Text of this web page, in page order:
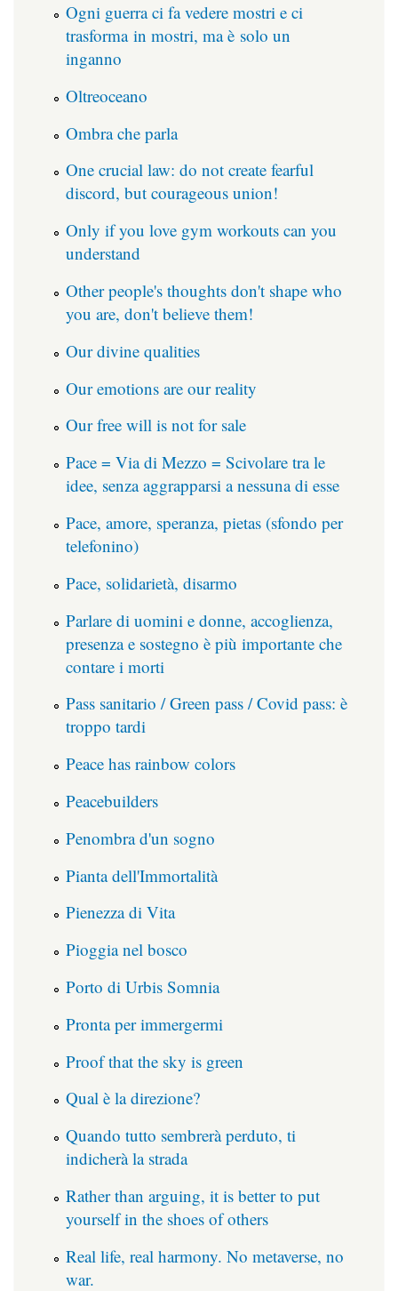
Ogni guerra ci fa vedere mostri e ci
trasforma in mostri, ma è solo un
inganno
Oltreoceano
Ombra che parla
One crucial law: do not create fearful
discord, but courageous union!
Only if you love gym workouts can you
understand
Other people's thoughts don't shape who
you are, don't believe them!
Our divine qualities
Our emotions are our reality
Our free will is not for sale
Pace = Via di Mezzo = Scivolare tra le
idee, senza aggrapparsi a nessuna di esse
Pace, amore, speranza, pietas (sfondo per
telefonino)
Pace, solidarietà, disarmo
Parlare di uomini e donne, accoglienza,
presenza e sostegno è più importante che
contare i morti
Pass sanitario / Green pass / Covid pass: è
troppo tardi
Peace has rainbow colors
Peacebuilders
Penombra d'un sogno
Pianta dell'Immortalità
Pienezza di Vita
Pioggia nel bosco
Porto di Urbis Somnia
Pronta per immergermi
Proof that the sky is green
Qual è la direzione?
Quando tutto sembrerà perduto, ti
indicherà la strada
Rather than arguing, it is better to put
yourself in the shoes of others
Real life, real harmony. No metaverse, no
war.